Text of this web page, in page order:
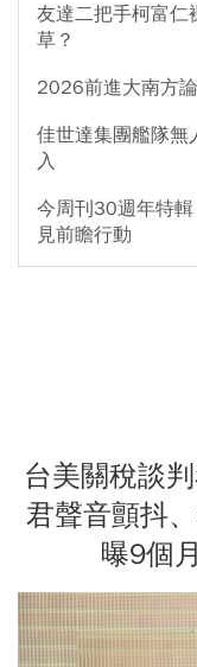
友達二把手柯富仁
草？
2026前進大南方
佳世達集團艦隊無
入
今周刊30週年特
見前瞻行動
台美關稅談
君聲音顫抖
曝9個